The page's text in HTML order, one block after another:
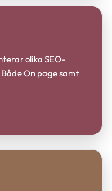
olika SEO-
On page samt